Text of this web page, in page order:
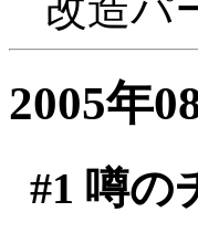
2005年
#1 噂の